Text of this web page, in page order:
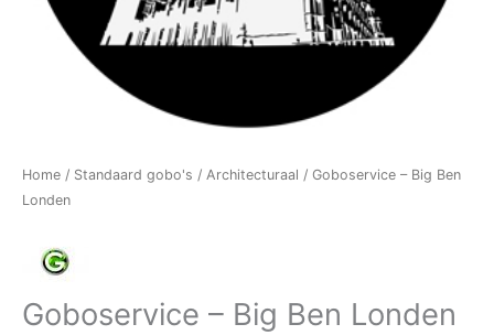
Home / Standaard gobo's / Architecturaal / Goboservice – Big Ben
Londen
Goboservice – Big Ben Londen